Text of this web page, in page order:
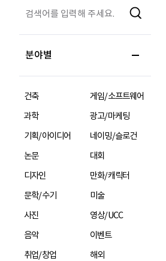
분야별
건축
게임/소프트웨어
과학
광고/마케팅
기획/아이디어
네이밍/슬로건
논문
대회
디자인
만화/캐릭터
문학/수기
미술
사진
영상/UCC
음악
이벤트
취업/창업
해외